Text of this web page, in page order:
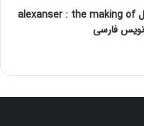
نقد و بررسی سریال alexanser : the making of